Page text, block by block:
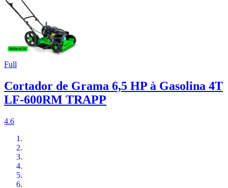
Full
Cortador de Grama 6,5 HP à Gasolina 4T
LF-600RM TRAPP
4.6